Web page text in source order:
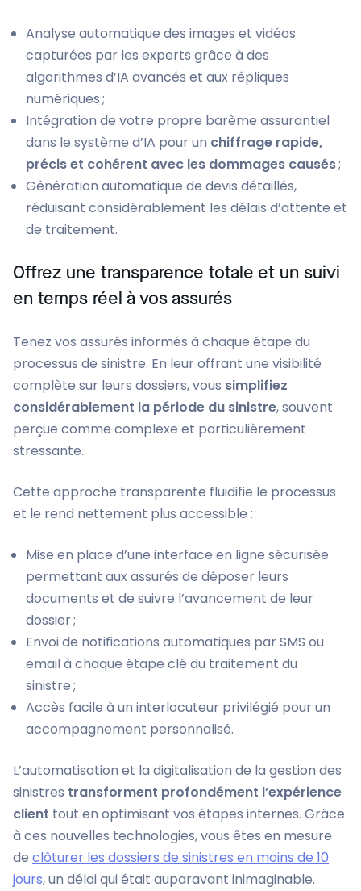
Analyse automatique des images et vidéos
capturées par les experts grâce à des
algorithmes d’IA avancés et aux répliques
numériques ;
Intégration de votre propre barème assurantiel
dans le système d’IA pour un chiffrage rapide,
précis et cohérent avec les dommages causés;
Génération automatique de devis détaillés,
réduisant considérablement les délais d’attente et
de traitement.
Offrez une transparence totale et un suivi
en temps réel à vos assurés
Tenez vos assurés informés à chaque étape du
processus de sinistre. En leur offrant une visibilité
complète sur leurs dossiers, vous simplifiez
considérablement la période du sinistre, souvent
perçue comme complexe et particulièrement
stressante.
Cette approche transparente fluidifie le processus
et le rend nettement plus accessible :
Mise en place d’une interface en ligne sécurisée
permettant aux assurés de déposer leurs
documents et de suivre l’avancement de leur
dossier ;
Envoi de notifications automatiques par SMS ou
email à chaque étape clé du traitement du
sinistre ;
Accès facile à un interlocuteur privilégié pour un
accompagnement personnalisé.
L’automatisation et la digitalisation de la gestion des
sinistres transforment profondément l’expérience
client tout en optimisant vos étapes internes. Grâce
à ces nouvelles technologies, vous êtes en mesure
de clôturer les dossiers de sinistres en moins de 10
jours, un délai qui était auparavant inimaginable.